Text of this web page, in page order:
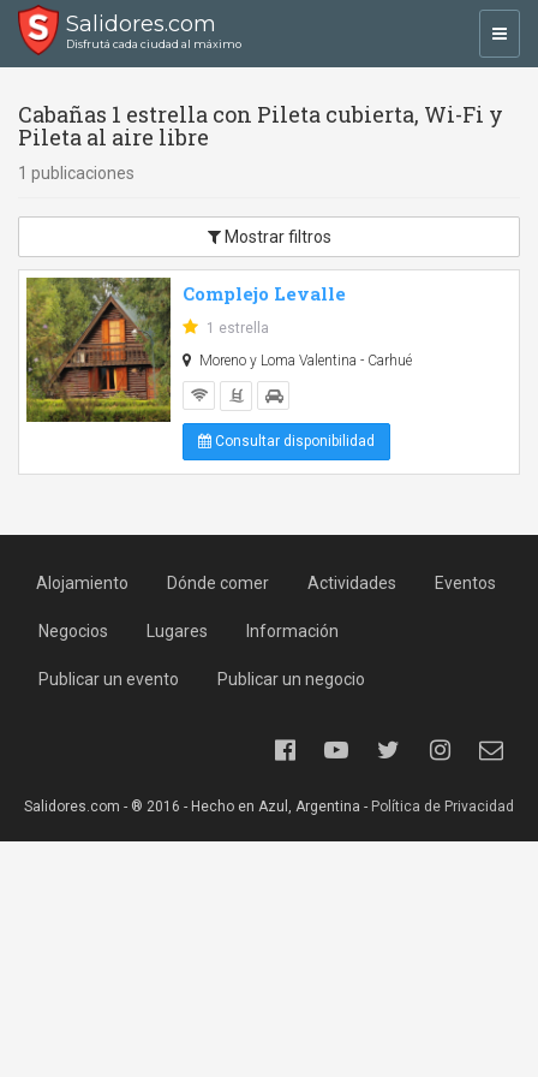
Salidores.com
Disfrutá cada ciudad al máximo
Cabañas 1 estrella con Pileta cubierta, Wi-Fi y
Pileta al aire libre
1 publicaciones
Mostrar filtros
Complejo Levalle
1 estrella
Moreno y Loma Valentina - Carhué
Consultar disponibilidad
Alojamiento Dónde comer Actividades Eventos
Negocios Lugares Información
Publicar un evento Publicar un negocio
Salidores.com - ® 2016 - Hecho en Azul, Argentina - Política de Privacidad